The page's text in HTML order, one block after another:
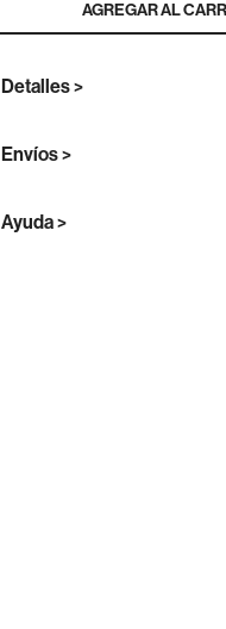
AGREGAR AL
Detalles >
Envíos >
Ayuda >